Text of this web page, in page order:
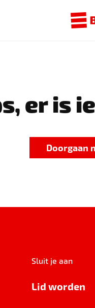
er is
Doorgaan
Sluit je aan
Lid worden